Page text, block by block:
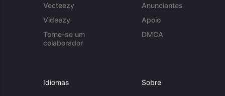
Vecteezy
Videezy
Torne-se um
colaborador
Anunciantes
Apoio
DMCA
Idiomas Sobre